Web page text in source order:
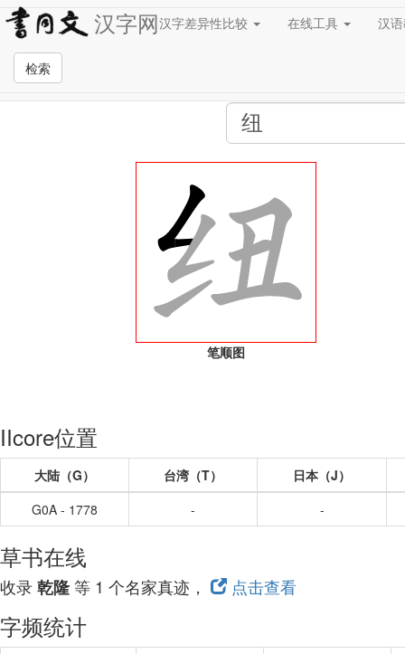
汉字网汉字差异性比较 在线工具 汉
检索
全站检索页面
笔顺图
IIcore位置
大陆（G） 台湾（T）
日本（J）
G0A - 1778
- -
草书在线
收录乾隆等 1 个名家真迹， 点击查看
字频统计